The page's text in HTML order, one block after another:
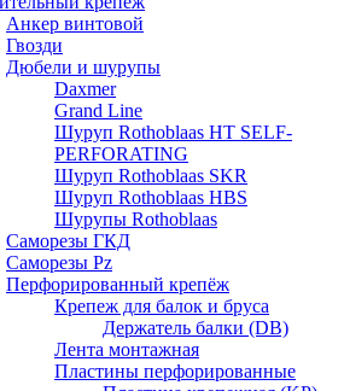
Анкер винтовой
Гвозди
Дюбели и шурупы
Daxmer
Grand Line
Шуруп Rothoblaas HT SELF-
PERFORATING
Шуруп Rothoblaas SKR
Шуруп Rothoblaas НВS
Шурупы Rothoblaas
Саморeзы ГКД
Саморезы Pz
Перфорированный крепёж
Крепеж для балок и бруса
Держатель балки (DB)
Лента монтажнaя
Пластины перфорированные